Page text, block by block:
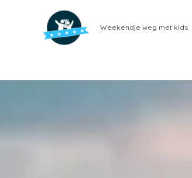
Weekendje weg met kids